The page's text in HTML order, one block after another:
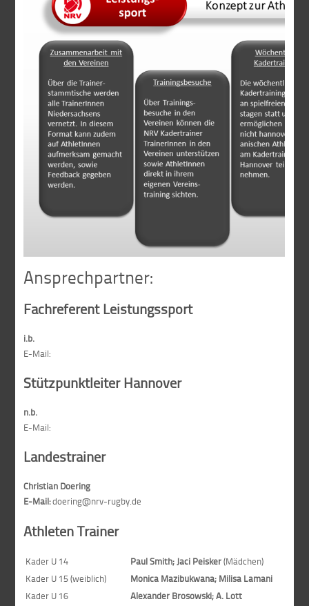
Ansprechpartner:
Fachreferent Leistungssport
i.b.
E-Mail:
Stützpunktleiter Hannover
n.b.
E-Mail:
Landestrainer
Christian Doering
E-Mail:doering@nrv-rugby.de
Athleten Trainer
Kader U 14 Paul Smith;Jaci Peisker(Mädchen)
Kader U 15 (weiblich)
Monica Mazibukwana; Milisa Lamani
Kader U 16
Alexander Brosowski; A. Lott